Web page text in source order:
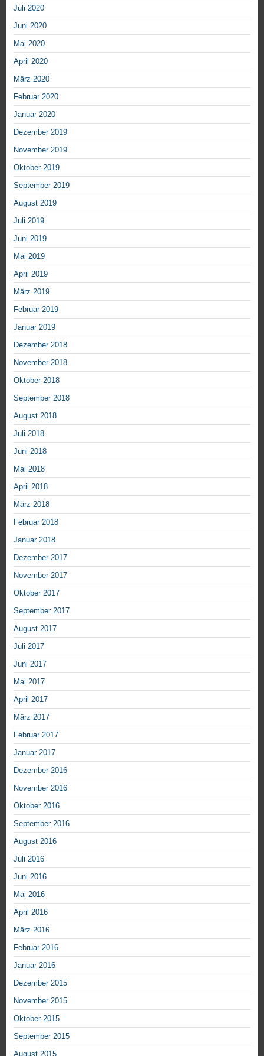
Juli 2020
Juni 2020
Mai 2020
April 2020
März 2020
Februar 2020
Januar 2020
Dezember 2019
November 2019
Oktober 2019
September 2019
August 2019
Juli 2019
Juni 2019
Mai 2019
April 2019
März 2019
Februar 2019
Januar 2019
Dezember 2018
November 2018
Oktober 2018
September 2018
August 2018
Juli 2018
Juni 2018
Mai 2018
April 2018
März 2018
Februar 2018
Januar 2018
Dezember 2017
November 2017
Oktober 2017
September 2017
August 2017
Juli 2017
Juni 2017
Mai 2017
April 2017
März 2017
Februar 2017
Januar 2017
Dezember 2016
November 2016
Oktober 2016
September 2016
August 2016
Juli 2016
Juni 2016
Mai 2016
April 2016
März 2016
Februar 2016
Januar 2016
Dezember 2015
November 2015
Oktober 2015
September 2015
August 2015